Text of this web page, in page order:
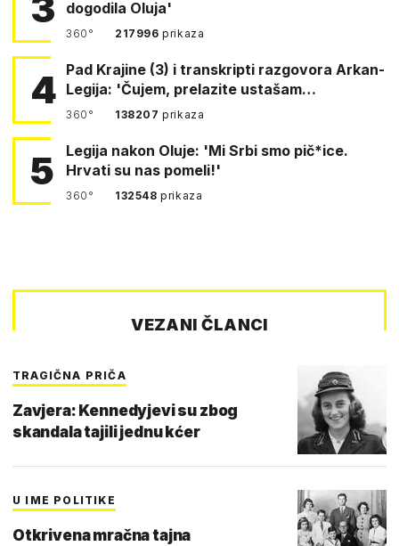
dogodila Oluja'
360° 217996prikaza
4 Pad Krajine (3) i transkripti razgovora Arkan-
Legija: 'Čujem, prelazite ustašam…
360° 138207prikaza
5
Legija nakon Oluje: 'Mi Srbi smo pič*ice.
Hrvati su nas pomeli!'
360° 132548prikaza
VEZANI ČLANCI
TRAGIČNA PRIČA
Zavjera: Kennedyjevi su zbog
skandala tajili jednu kćer
U IME POLITIKE
Otkrivena mračna tajna